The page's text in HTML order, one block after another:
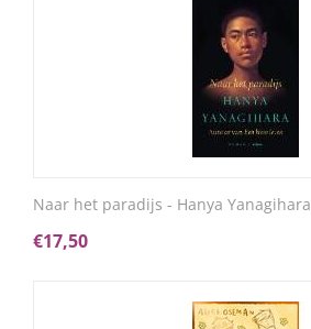
Naar het paradijs - Hanya Yanagihara
€17,50